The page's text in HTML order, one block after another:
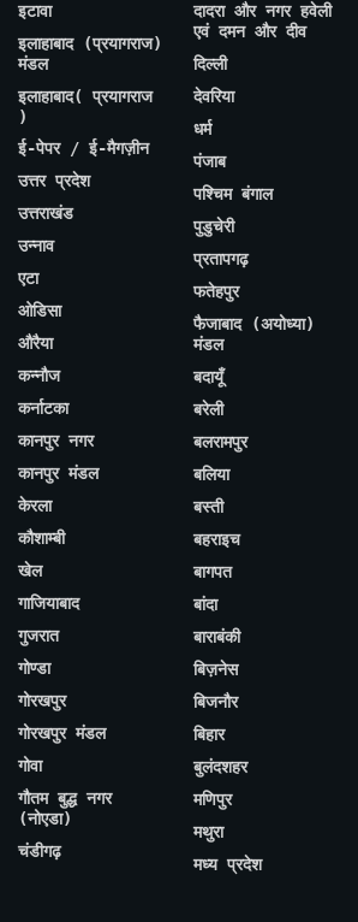
इटावा
इलाहाबाद (प्रयागराज)
मंडल
इलाहाबाद( प्रयागराज
)
ई-पेपर / ई-मैगज़ीन
उत्तर प्रदेश
उत्तराखंड
उन्नाव
एटा
ओडिसा
औरैया
कन्नौज
कर्नाटका
कानपुर नगर
कानपुर मंडल
केरला
कौशाम्बी
खेल
गाजियाबाद
गुजरात
गोण्डा
गोरखपुर
गोरखपुर मंडल
गोवा
गौतम बुद्ध नगर
(नोएडा)
चंडीगढ़
दादरा और नगर हवेली
एवं दमन और दीव
दिल्ली
देवरिया
धर्म
पंजाब
पश्चिम बंगाल
पुडुचेरी
प्रतापगढ़
फतेहपुर
फैजाबाद (अयोध्या)
मंडल
बदायूँ
बरेली
बलरामपुर
बलिया
बस्ती
बहराइच
बागपत
बांदा
बाराबंकी
बिज़नेस
बिजनौर
बिहार
बुलंदशहर
मणिपुर
मथुरा
मध्य प्रदेश